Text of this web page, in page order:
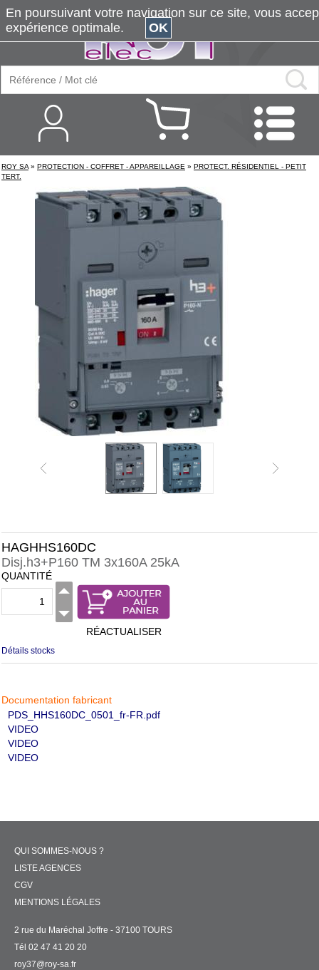
ROY SA » PROTECTION - COFFRET - APPAREILLAGE » PROTECT. RÉSIDENTIEL - PETIT
TERT.
HAGHHS160DC
Disj.h3+P160 TM 3x160A 25kA
QUANTITÉ
RÉACTUALISER
Détails stocks
Documentation fabricant
PDS_HHS160DC_0501_fr-FR.pdf
VIDEO
VIDEO
VIDEO
QUI SOMMES-NOUS ?
LISTE AGENCES
CGV
MENTIONS LÉGALES
2 rue du Maréchal Joffre - 37100 TOURS
Tél 02 47 41 20 20
roy37@roy-sa.fr
En poursuivant votre navigation sur ce site, vous
expérience optimale.
OK